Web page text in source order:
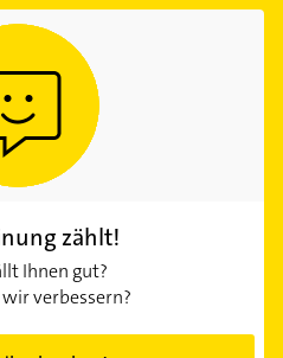
zählt!
Ihnen gut?
verbessern?